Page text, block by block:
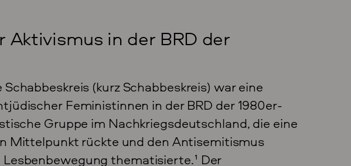
Aktivismus in der BRD der
(kurz Schabbeskreis) war eine
Feministinnen in der BRD der 1980er-
Gruppe im Nachkriegsdeutschland, die eine
Mittelpunkt rückte und den Antisemitismus
thematisierte.1 Der